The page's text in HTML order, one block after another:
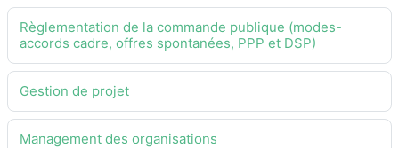
Règlementation de la commande publique (modes-
accords cadre, offres spontanées, PPP et DSP)
Gestion de projet
Management des organisations